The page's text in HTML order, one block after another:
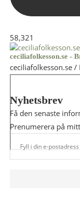
58,321
ceciliafolkesson.se -
ceciliafolkesson.se
Nyhetsbrev
Få den senaste
Prenumerera på